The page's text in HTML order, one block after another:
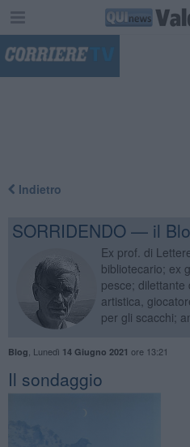
Indietro
SORRIDENDO — il
Ex prof. di
bibliotecario; ex
pesce; dilettante
artistica,
per gli scacchi;
Blog Lunedì 14 Giugno 2021 ore 13:21
Il sondaggio